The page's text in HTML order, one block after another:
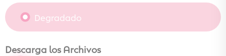
Degradado
Descarga los Archivos